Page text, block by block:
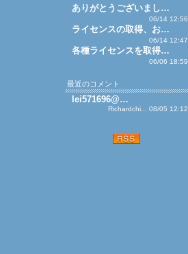
ありがとうございまし…
06/14 12:56
ライセンスの取得、お…
06/14 12:47
各種ライセンスを取得…
06/06 18:59
最近のコメント
lei571696@…
Richardchi... 08/05 12:12